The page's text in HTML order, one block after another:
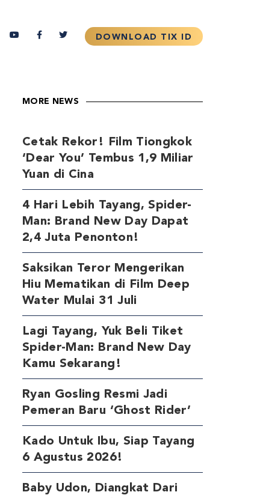
MORE NEWS
Cetak Rekor! Film Tiongkok
‘Dear You’ Tembus 1,9 Miliar
Yuan di Cina
4 Hari Lebih Tayang, Spider-
Man: Brand New Day Dapat
2,4 Juta Penonton!
Saksikan Teror Mengerikan
Hiu Mematikan di Film Deep
Water Mulai 31 Juli
Lagi Tayang, Yuk Beli Tiket
Spider-Man: Brand New Day
Kamu Sekarang!
Ryan Gosling Resmi Jadi
Pemeran Baru ‘Ghost Rider’
Kado Untuk Ibu, Siap Tayang
6 Agustus 2026!
Baby Udon, Diangkat Dari